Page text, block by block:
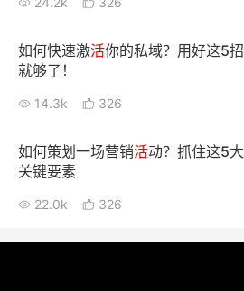
如何快速激活你的私域？用好这5招
就够了！
14.3k 326
如何策划一场营销活动？抓住这5大
关键要素
22.0k 326